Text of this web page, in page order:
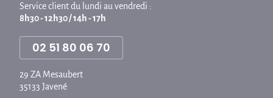
Service client du lundi au vendredi :
8h30 - 12h30 / 14h - 17h
02 51 80 06 70
29 ZA Mesaubert
35133 Javené